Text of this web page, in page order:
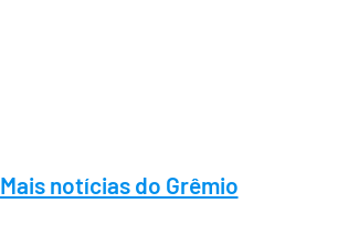
Mais notícias do Grêmio